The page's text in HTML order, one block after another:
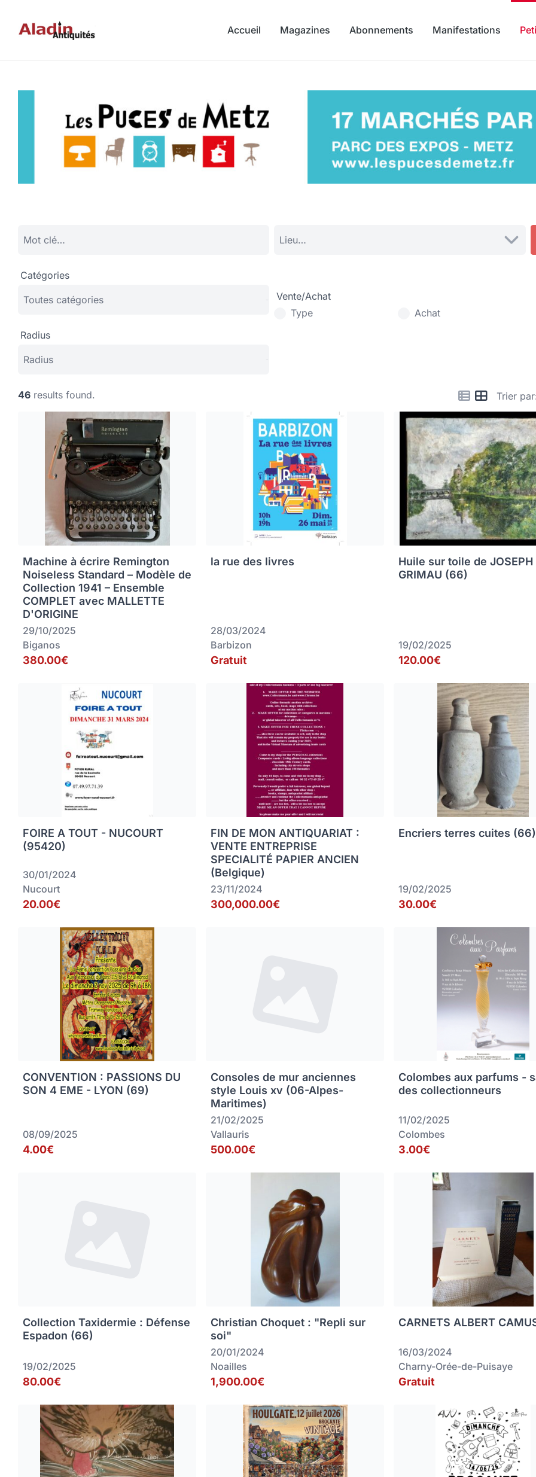
Accueil Magazines Abonnements Manifestations
Catégories
Vente/Achat
Type
Achat
Radius
Trier
46 results found.
Machine à écrire Remington
Noiseless Standard – Modèle de
Collection 1941 – Ensemble
COMPLET avec MALLETTE
D'ORIGINE
29/10/2025
Biganos
380.00€
la rue des livres
28/03/2024
Barbizon
Gratuit
Huile sur toile de JOSEPH
GRIMAU (66)
19/02/2025
120.00€
FOIRE A TOUT - NUCOURT
(95420)
30/01/2024
Nucourt
20.00€
FIN DE MON ANTIQUARIAT :
VENTE ENTREPRISE
SPECIALITÉ PAPIER ANCIEN
(Belgique)
23/11/2024
300,000.00€
Encriers terres cuites (66)
19/02/2025
30.00€
CONVENTION : PASSIONS DU
SON 4 EME - LYON (69)
08/09/2025
4.00€
Consoles de mur anciennes
style Louis xv (06-Alpes-
Maritimes)
21/02/2025
Vallauris
500.00€
Colombes aux parfums -
des collectionneurs
11/02/2025
Colombes
3.00€
Collection Taxidermie : Défense
Espadon (66)
19/02/2025
80.00€
Christian Choquet : "Repli sur
soi"
20/01/2024
Noailles
1,900.00€
CARNETS ALBERT
16/03/2024
Charny-Orée-de-Puisaye
Gratuit